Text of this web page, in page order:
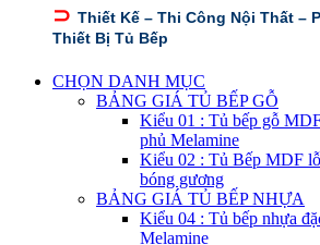
⊃ Thiết Kế – Thi Công Nội Thất –
Thiết Bị Tủ Bếp
CHỌN DANH MỤC
BẢNG GIÁ TỦ BẾP GỖ
Kiểu 01 : Tủ bếp gỗ
phủ Melamine
Kiểu 02 : Tủ Bếp MDF
bóng gương
BẢNG GIÁ TỦ BẾP NHỰA
Kiểu 04 : Tủ bếp nhựa
Melamine